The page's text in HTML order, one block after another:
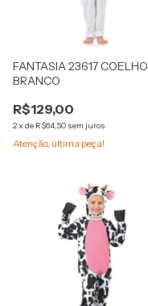
FANTASIA 23617 COELHO
BRANCO
R$129,00
2x de R$64,50 sem juros
Atenção, última peça!